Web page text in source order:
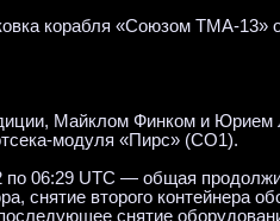
корабля «Союзом ТМА-
Майклом Финком и
модуля «Пирс» (СО1).
по 06:29 UTC — общая
снятие второго
снятие